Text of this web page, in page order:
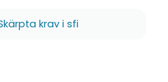
krav i sfi